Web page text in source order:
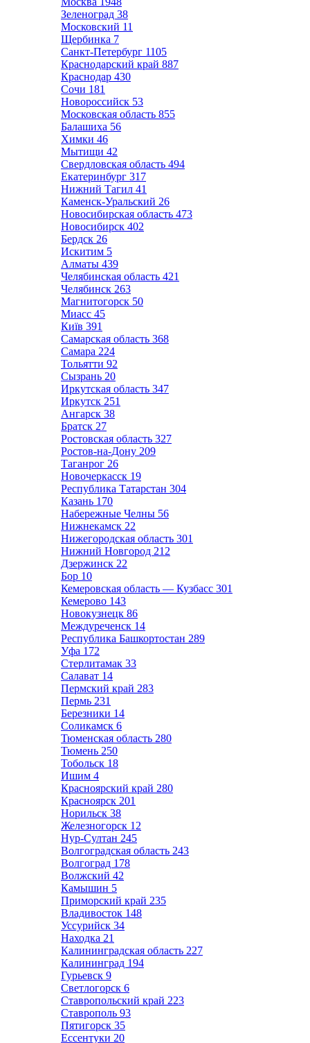
Зеленоград 38
Московский 11
Щербинка 7
Санкт-Петербург 1105
Краснодарский край 887
Краснодар 430
Сочи 181
Новороссийск 53
Московская область 855
Балашиха 56
Химки 46
Мытищи 42
Свердловская область 494
Екатеринбург 317
Нижний Тагил 41
Каменск-Уральский 26
Новосибирская область 473
Новосибирск 402
Бердск 26
Искитим 5
Алматы 439
Челябинская область 421
Челябинск 263
Магнитогорск 50
Миасс 45
Київ 391
Самарская область 368
Самара 224
Тольятти 92
Сызрань 20
Иркутская область 347
Иркутск 251
Ангарск 38
Братск 27
Ростовская область 327
Ростов-на-Дону 209
Таганрог 26
Новочеркасск 19
Республика Татарстан 304
Казань 170
Набережные Челны 56
Нижнекамск 22
Нижегородская область 301
Нижний Новгород 212
Дзержинск 22
Бор 10
Кемеровская область — Кузбасс 301
Кемерово 143
Новокузнецк 86
Междуреченск 14
Республика Башкортостан 289
Уфа 172
Стерлитамак 33
Салават 14
Пермский край 283
Пермь 231
Березники 14
Соликамск 6
Тюменская область 280
Тюмень 250
Тобольск 18
Ишим 4
Красноярский край 280
Красноярск 201
Норильск 38
Железногорск 12
Нур-Султан 245
Волгоградская область 243
Волгоград 178
Волжский 42
Камышин 5
Приморский край 235
Владивосток 148
Уссурийск 34
Находка 21
Калининградская область 227
Калининград 194
Гурьевск 9
Светлогорск 6
Ставропольский край 223
Ставрополь 93
Пятигорск 35
Ессентуки 20